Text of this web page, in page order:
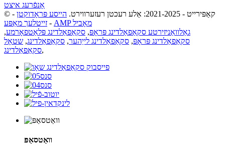
אָנפֿרעג איצט
© קאַפּירייט - 2021-2025: אַלע רעכטן רעזערווירט.
הייסע פּראָדוקטן -
זייטלעך מאַפּע -
AMP מאָביל
גאַלוואַניזירטע סקאַפאַלדינג פּראָפּ, סקאַפאַלדינג פּלאַטפאָרמע,
סקאַפאַלדינג פּראָפּ, סקאַפאַלדינג לייַהער, סקאַפאַלדינג, שטאָל
סקאַפאַלדינג,
וואַטסאַפּ